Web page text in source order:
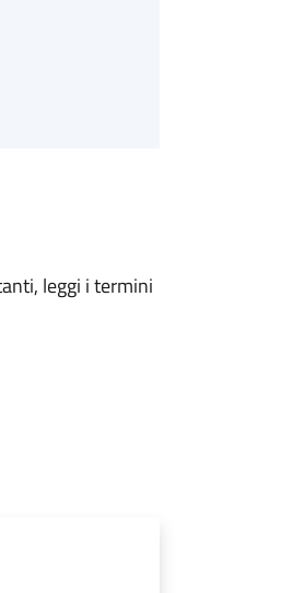
leggi i termini